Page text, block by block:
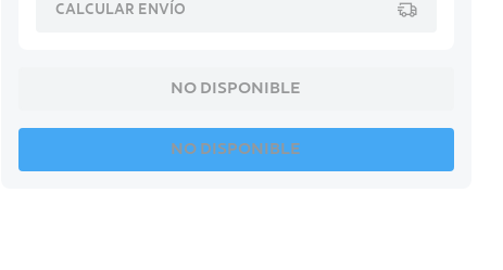
CALCULAR ENVÍO
NO DISPONIBLE
NO DISPONIBLE